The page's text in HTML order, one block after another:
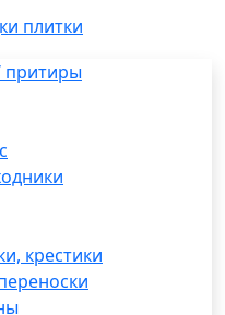
плитки
притиры
крестики